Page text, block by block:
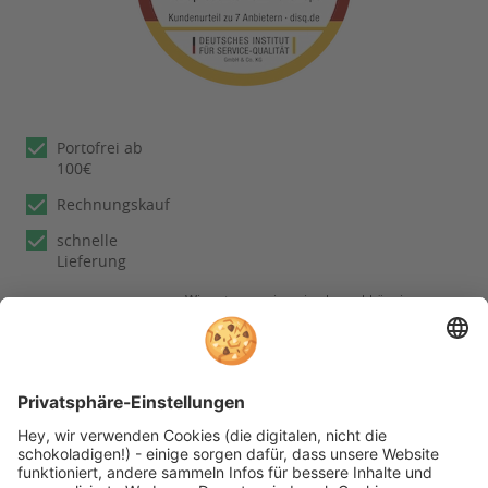
Portofrei ab
100€
Rechnungskauf
schnelle
Lieferung
Wir nutzen reviews.io als unabhängigen
Dienstleister für die Einholung von
Bewertungen. Erfahren Sie mehr unter
unserenInformationen zu
Kundenbewertungen
Folgen Sie rehashop auch auf folgenden Kanälen